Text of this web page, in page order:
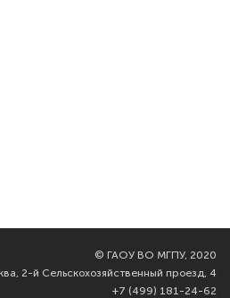
© ГАОУ ВО МГПУ, 2020
2-й Сельскохозяйственный проезд, 4
+7 (499) 181-24-62